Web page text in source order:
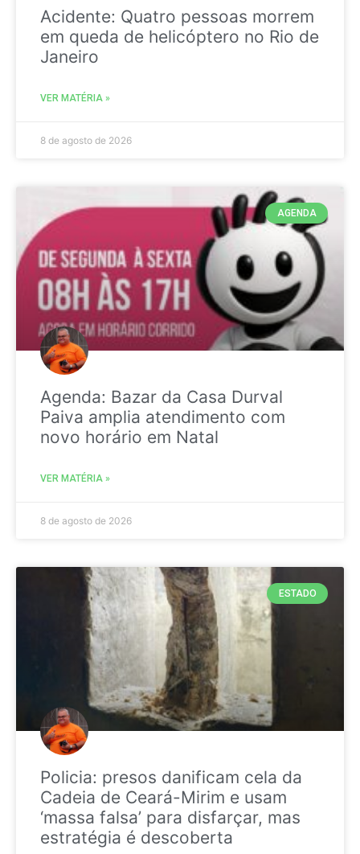
Acidente: Quatro pessoas morrem
em queda de helicóptero no Rio de
Janeiro
VER MATÉRIA »
8 de agosto de 2026
AGENDA
Agenda: Bazar da Casa Durval
Paiva amplia atendimento com
novo horário em Natal
VER MATÉRIA »
8 de agosto de 2026
ESTADO
Policia: presos danificam cela da
Cadeia de Ceará-Mirim e usam
‘massa falsa’ para disfarçar, mas
estratégia é descoberta